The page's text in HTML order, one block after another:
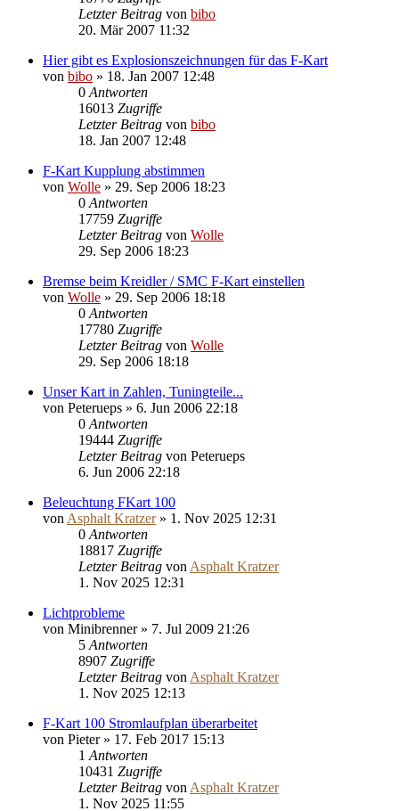
Letzter Beitrag von bibo
20. Mär 2007 11:32
Hier gibt es Explosionszeichnungen für das F-Kart
von bibo » 18. Jan 2007 12:48
0 Antworten
16013 Zugriffe
Letzter Beitrag von bibo
18. Jan 2007 12:48
F-Kart Kupplung abstimmen
von Wolle » 29. Sep 2006 18:23
0 Antworten
17759 Zugriffe
Letzter Beitrag von Wolle
29. Sep 2006 18:23
Bremse beim Kreidler / SMC F-Kart einstellen
von Wolle » 29. Sep 2006 18:18
0 Antworten
17780 Zugriffe
Letzter Beitrag von Wolle
29. Sep 2006 18:18
Unser Kart in Zahlen, Tuningteile...
von Peterueps » 6. Jun 2006 22:18
0 Antworten
19444 Zugriffe
Letzter Beitrag von Peterueps
6. Jun 2006 22:18
Beleuchtung FKart 100
von Asphalt Kratzer» 1. Nov 2025 12:31
0 Antworten
18817 Zugriffe
Letzter Beitrag von Asphalt Kratzer
1. Nov 2025 12:31
Lichtprobleme
von Minibrenner» 7. Jul 2009 21:26
5 Antworten
8907 Zugriffe
Letzter Beitrag von Asphalt Kratzer
1. Nov 2025 12:13
F-Kart 100 Stromlaufplan überarbeitet
von Pieter» 17. Feb 2017 15:13
1 Antworten
10431 Zugriffe
Letzter Beitrag von Asphalt Kratzer
1. Nov 2025 11:55